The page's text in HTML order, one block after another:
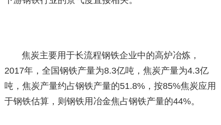
焦炭主要用于长流程钢铁企业中的高炉冶炼，
2017年，全国钢铁产量为8.3亿吨，焦炭产量为4.3亿
吨，焦炭产量约占钢铁产量的51.8%，按85%焦炭应用
于钢铁估算，则钢铁用冶金焦占钢铁产量的44%。